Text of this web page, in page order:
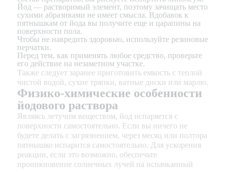
Йод — растворимый элемент, поэтому зачищать место
сухими абразивами не имеет смысла. Вдобавок к
пятнышкам от йода вы получите еще и царапины на
поверхности пола.
Чтобы не навредить здоровью, используйте резиновые
перчатки.
Перед тем, как применять любое средство, проверьте
его действие на незаметном участке.
Также следует заранее приготовить емкость с теплой
чистой водой, сухие тряпки, ватные диски или марлю.
Физико-химические особенности
йодового раствора
Являясь летучим веществом, йод испаряется с
поверхности самостоятельно. Если вы ничего не
будете делать с загрязнением, через месяц или полтора
пятнышко испарится самостоятельно. Для ускорения
реакции, если это возможно, обеспечьте
проникновение солнечных лучей на испачканный